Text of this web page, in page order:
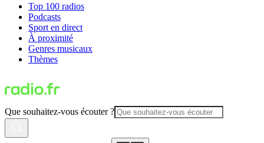
Top 100 radios
Podcasts
Sport en direct
À proximité
Genres musicaux
Thèmes
Que souhaitez-vous écouter ?